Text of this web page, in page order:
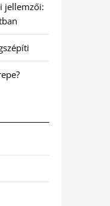
jellemzői: